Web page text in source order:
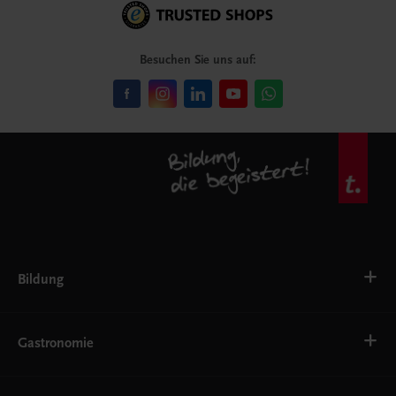
Besuchen Sie uns auf:
Bildung
Ernährung
Gastronomie